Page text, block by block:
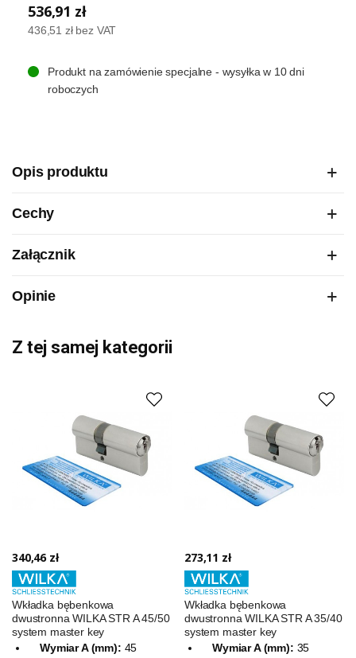
536,91 zł
436,51 zł bez VAT
Produkt na zamówienie specjalne - wysyłka w 10 dni
roboczych
Opis produktu
Cechy
Załącznik
Opinie
Z tej samej kategorii
340,46 zł
Wkładka bębenkowa
dwustronna WILKA STR A 45/50
system master key
Wymiar A (mm): 45
273,11 zł
Wkładka bębenkowa
dwustronna WILKA STR A 35/40
system master key
Wymiar A (mm): 35